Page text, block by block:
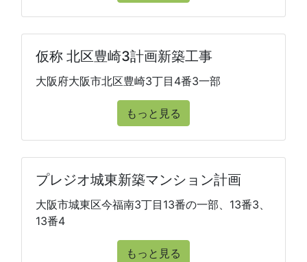
仮称 北区豊崎3計画新築工事
大阪府大阪市北区豊崎3丁目4番3一部
もっと見る
プレジオ城東新築マンション計画
大阪市城東区今福南3丁目13番の一部、13番3、
13番4
もっと見る